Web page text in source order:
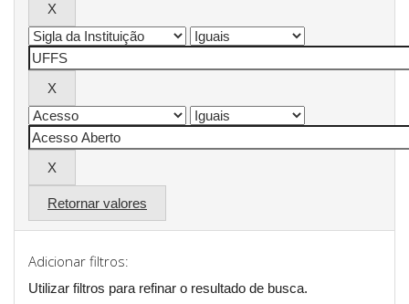
Retornar valores
Adicionar filtros:
Utilizar filtros para refinar o resultado de busca.